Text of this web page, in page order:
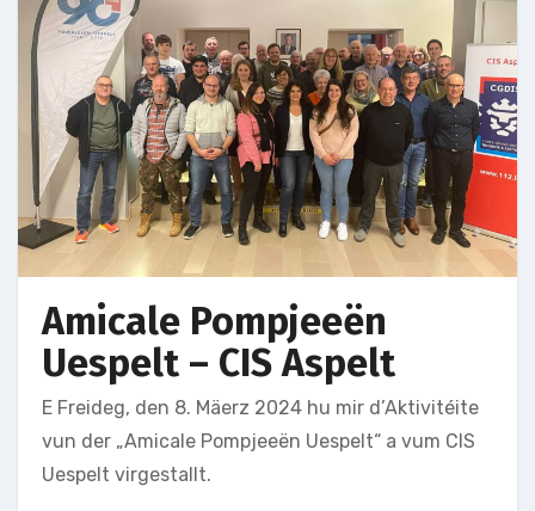
Amicale Pompjeeën
Uespelt – CIS Aspelt
E Freideg, den 8. Mäerz 2024 hu mir d’Aktivitéite
vun der „Amicale Pompjeeën Uespelt“ a vum CIS
Uespelt virgestallt.